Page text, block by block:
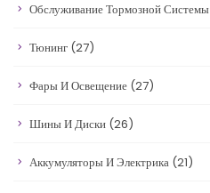
Обслуживание Тормозной Системы
Тюнинг (27)
Фары И Освещение (27)
Шины И Диски (26)
Аккумуляторы И Электрика (21)